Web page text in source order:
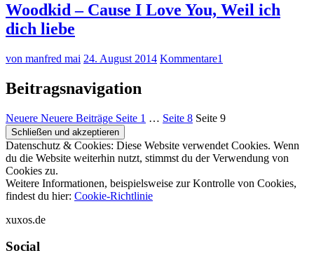
Woodkid – Cause I Love You, Weil ich
dich liebe
von manfred mai 24. August 2014 Kommentare1
Beitragsnavigation
Neuere Neuere Beiträge Seite 1 … Seite 8 Seite 9
Datenschutz & Cookies: Diese Website verwendet Cookies. Wenn
du die Website weiterhin nutzt, stimmst du der Verwendung von
Cookies zu.
Weitere Informationen, beispielsweise zur Kontrolle von Cookies,
findest du hier: Cookie-Richtlinie
xuxos.de
Social